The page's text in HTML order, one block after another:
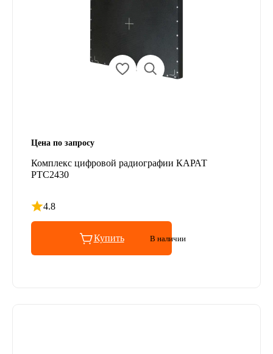
Цена по запросу
Комплекс цифровой радиографии КАРАТ
РТС2430
4.8
Рейтинг 4.8 из 5
Купить В наличии